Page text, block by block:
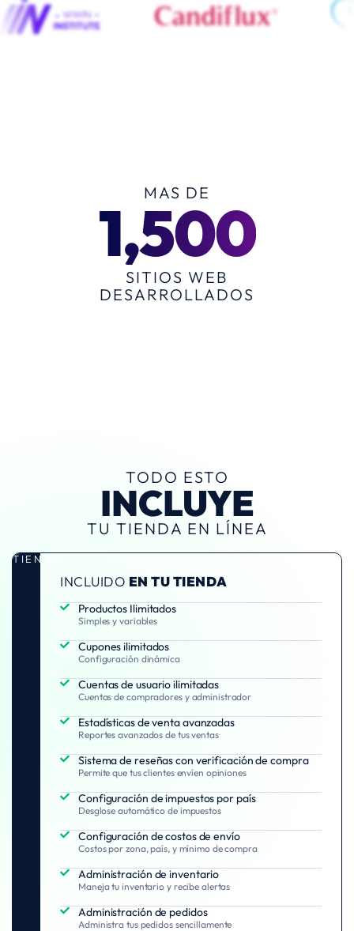
MAS DE
1,500
SITIOS WEB
DESARROLLADOS
TODO ESTO
INCLUYE
TU TIENDA EN LÍNEA
TIENDA
INCLUIDO EN TU TIENDA
Productos Ilimitados
Simples y variables
Cupones ilimitados
Configuración dinámica
Cuentas de usuario ilimitadas
Cuentas de compradores y administrador
Estadísticas de venta avanzadas
Reportes avanzados de tus ventas
Sistema de reseñas con verificación de compra
Permite que tus clientes envíen opiniones
Configuración de impuestos por país
Desglose automático de impuestos
Configuración de costos de envío
Costos por zona, país, y mínimo de compra
Administración de inventario
Maneja tu inventario y recibe alertas
Administración de pedidos
Administra tus pedidos sencillamente